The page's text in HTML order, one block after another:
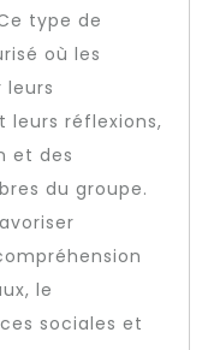
type de
où les
leurs réflexions,
et des
du groupe.
le
sociales et